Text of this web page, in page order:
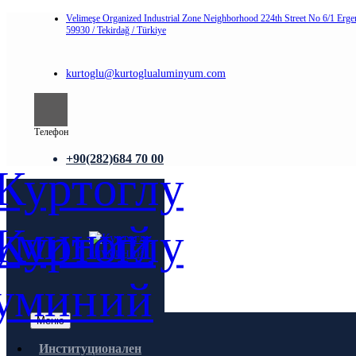
Velimeşe Organized Industrial Zone Neighborhood 224th Street No 6/1
59930 / Tekirdağ / Türkiye
kurtoglu@kurtoglualuminyum.com
Телефон
+90(282)684 70 00
Меню
Институционален